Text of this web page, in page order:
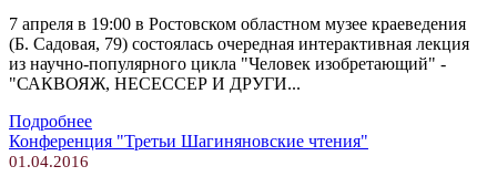
7 апреля в 19:00 в Ростовском областном музее краеведения
(Б. Садовая, 79) состоялась очередная интерактивная лекция
из научно-популярного цикла "Человек изобретающий" -
"САКВОЯЖ, НЕСЕССЕР И ДРУГИ...
Подробнее
Конференция "Третьи Шагиняновские чтения"
01.04.2016